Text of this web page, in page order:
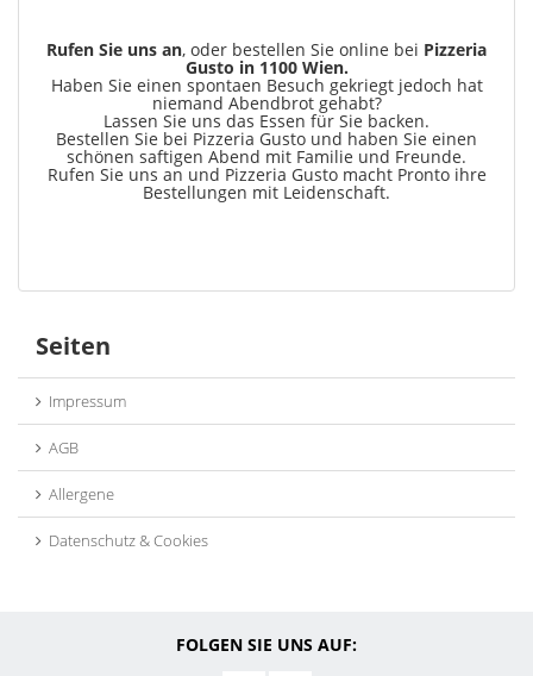
Rufen Sie uns an, oder bestellen Sie online bei Pizzeria
Gusto in 1100 Wien.
Haben Sie einen spontaen Besuch gekriegt jedoch hat
niemand Abendbrot gehabt?
Lassen Sie uns das Essen für Sie backen.
Bestellen Sie bei Pizzeria Gusto und haben Sie einen
schönen saftigen Abend mit Familie und Freunde.
Rufen Sie uns an und Pizzeria Gusto macht Pronto ihre
Bestellungen mit Leidenschaft.
Seiten
Impressum
AGB
Allergene
Datenschutz & Cookies
FOLGEN SIE UNS AUF: